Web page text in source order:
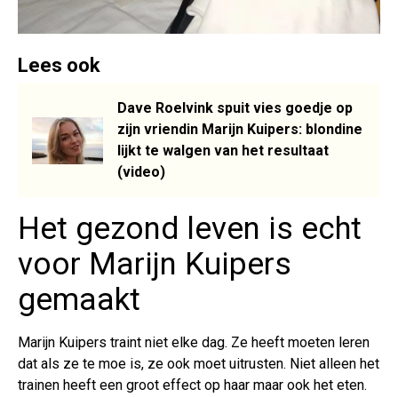
Lees ook
Dave Roelvink spuit vies goedje op
zijn vriendin Marijn Kuipers: blondine
lijkt te walgen van het resultaat
(video)
Het gezond leven is echt
voor Marijn Kuipers
gemaakt
Marijn Kuipers traint niet elke dag. Ze heeft moeten leren
dat als ze te moe is, ze ook moet uitrusten. Niet alleen het
trainen heeft een groot effect op haar maar ook het eten.